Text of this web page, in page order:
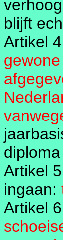
blijft
Artikel
Artikel
ingaan:
Artikel